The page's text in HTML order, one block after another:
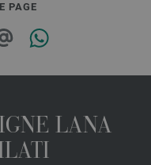
PAGE
LANA